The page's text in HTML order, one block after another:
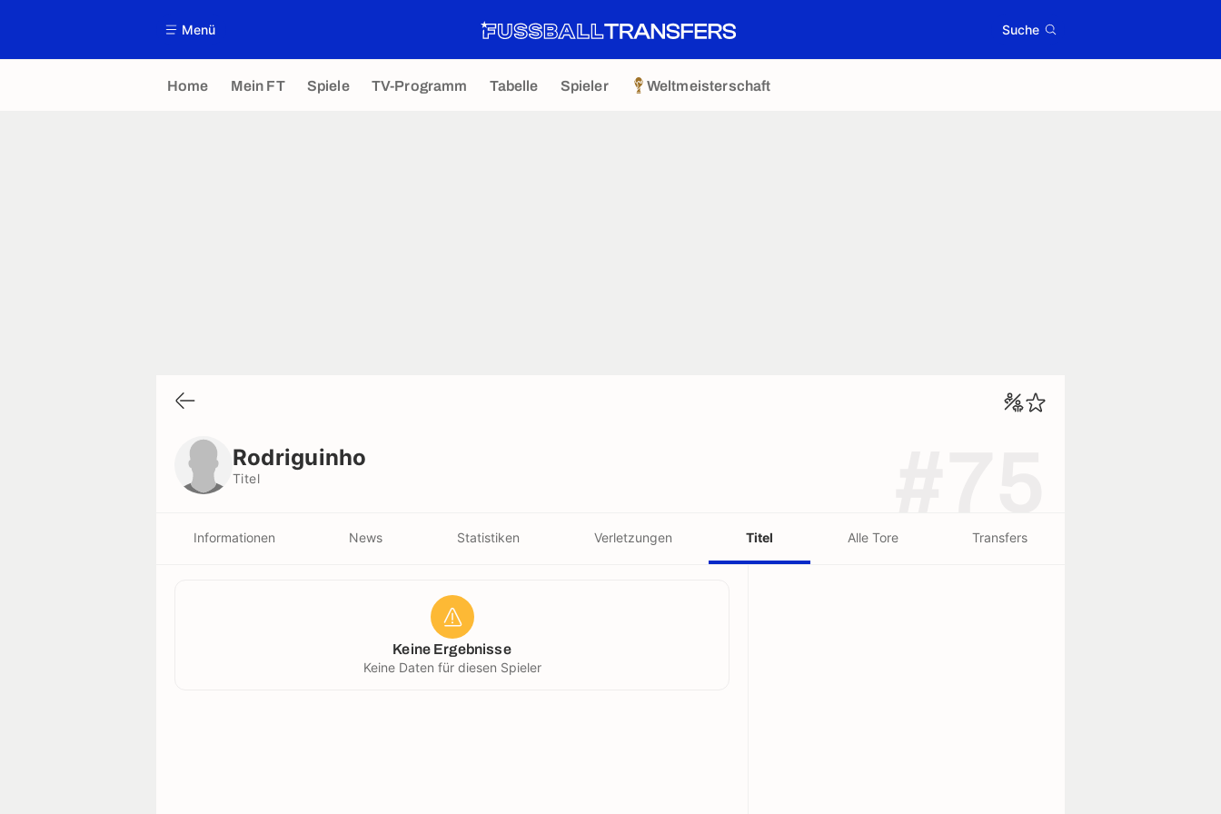
Menü Suche
Home Mein FT Spiele TV-Programm Tabelle Spieler Weltmeisterschaft
Rodriguinho
Titel
Informationen News Statistiken Verletzungen Titel Alle Tore Transfers
Keine Ergebnisse
Keine Daten für diesen Spieler